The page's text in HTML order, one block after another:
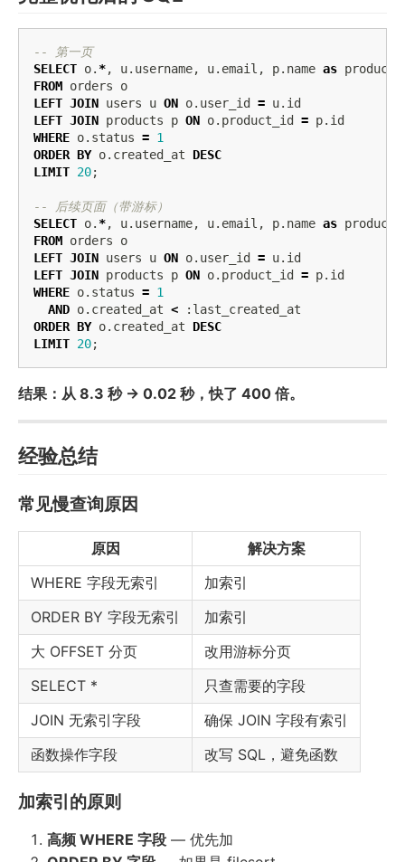
-- 第一页
SELECT o. *, u. username, u. email , p. name as
FROM orders
o
LEFT JOIN users u ON o. user_id = u. id
LEFT JOIN products p ON o. product_id = p. id
WHERE o. status = 1
ORDER BY o. created_at
DESC
LIMIT 20;
-- 后续页面（带游标）
SELECT o. *, u. username, u. email , p. name as
FROM orders
o
LEFT JOIN users u ON o. user_id = u. id
LEFT JOIN products p ON o. product_id = p. id
WHERE o. status = 1
AND o. created_at < : last_created_at
ORDER BY o. created_at
DESC
LIMIT 20;
结果：从 8.3 秒 → 0.02 秒，快了 400 倍。
经验总结
常见慢查询原因
原因
解决方案
WHERE 字段无索引
加索引
ORDER BY 字段无索引
加索引
大 OFFSET 分页
改用游标分页
SELECT *
只查需要的字段
JOIN 无索引字段
确保 JOIN 字段有索引
函数操作字段
改写 SQL，避免函数
加索引的原则
高频 WHERE 字段 — 优先加